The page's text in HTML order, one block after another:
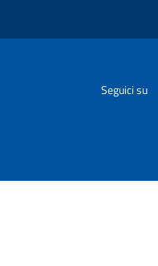
Seguici su